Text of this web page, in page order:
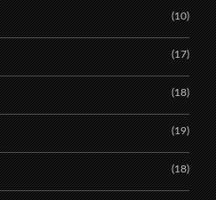
(10)
(17)
(18)
(19)
(18)